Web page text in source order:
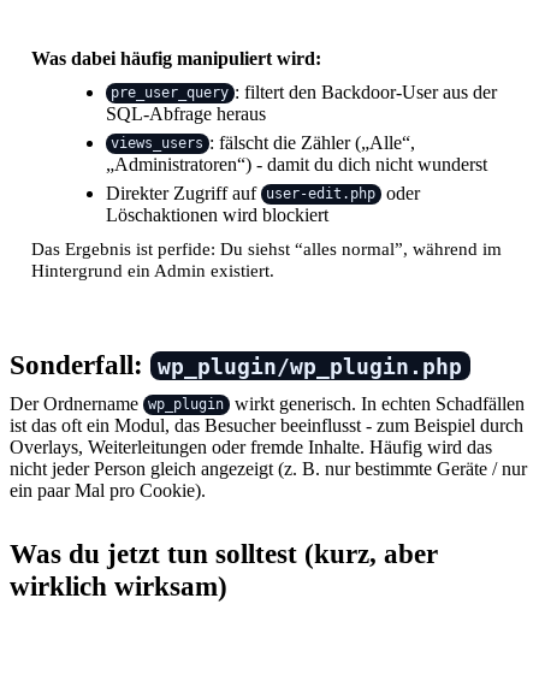
Was dabei häufig manipuliert wird:
pre_user_query : filtert den Backdoor-User aus der
SQL-Abfrage heraus
views_users : fälscht die Zähler („Alle“,
„Administratoren“) - damit du dich nicht wunderst
Direkter Zugriff auf user-edit.php oder
Löschaktionen wird blockiert
Das Ergebnis ist perfide: Du siehst “alles normal”, während im
Hintergrund ein Admin existiert.
Sonderfall: wp_plugin/wp_plugin.php
Der Ordnername wp_plugin wirkt generisch. In echten Schadfällen
ist das oft ein Modul, das Besucher beeinflusst - zum Beispiel durch
Overlays, Weiterleitungen oder fremde Inhalte. Häufig wird das
nicht jeder Person gleich angezeigt (z. B. nur bestimmte Geräte / nur
ein paar Mal pro Cookie).
Was du jetzt tun solltest (kurz, aber
wirklich wirksam)